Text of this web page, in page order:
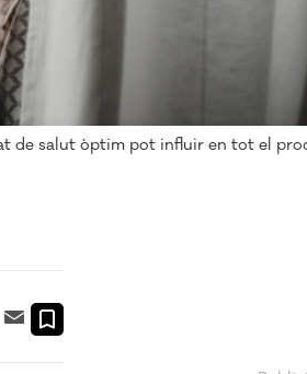
de salut òptim pot influir en tot el
Facebook
Email